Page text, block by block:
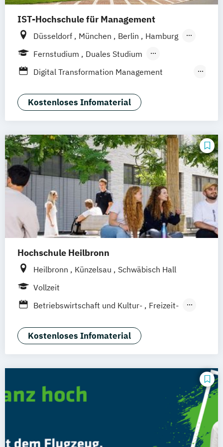
IST-Hochschule für Management
Düsseldorf München Berlin
Hamburg
Weil am Rhein
Frankfurt am Main
Fernstudium
Duales Studium
Fernlehrgang
Digital Transformation Management
Hotelmanagement)
Hospitality Controlling & Hotel Asset
Hotel- und Tourismusmarketing
Hotelmarketing Hotelökonom
Housekeeping Management
Revenue Management
Tourism Consulting
Tourismus Management
Tourismusökonom (FH)
Kostenloses Infomaterial
Hochschule Heilbronn
Heilbronn Künzelsau
Schwäbisch Hall
Vollzeit
Betriebswirtschaft und Kultur-
Freizeit-
Hotel- und Restaurantmanagement
(DE/EN)
Nachhaltigkeitsmanagement (DE/EN)
Tourismusmanagement (DE/EN)
Kostenloses Infomaterial